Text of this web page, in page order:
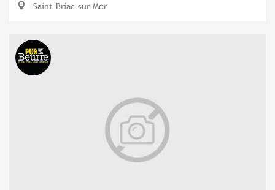
Saint-Briac-sur-Mer